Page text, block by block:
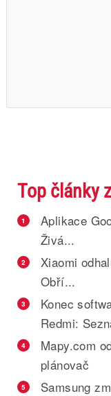
Top články
1
Aplikace
Živá...
2
Xiaomi
Obří...
3
Konec
Redmi:
4
Mapy.com
plánovač
5
Samsung